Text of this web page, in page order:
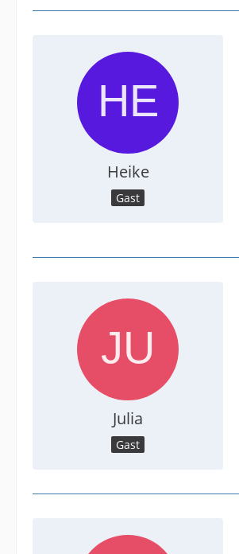
Heike
Gast
Julia
Gast